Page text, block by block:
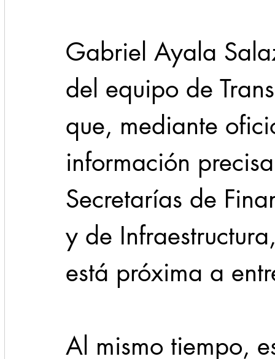
Gabriel Ayala
del equipo de
que, mediante
información
Secretarías de
y de
está próxima a
Al mismo tiempo,